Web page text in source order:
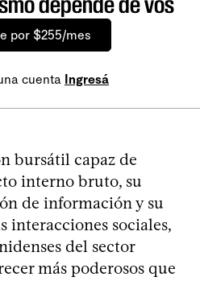
por $255/mes
cuenta Ingresá
bursátil capaz de
interno bruto, su
de información y su
interacciones sociales,
del sector
más poderosos que